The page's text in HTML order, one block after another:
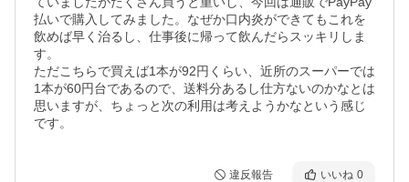
払いで購入してみました。なぜか口内炎ができてもこれを
飲めば早く治るし、仕事後に帰って飲んだらスッキリしま
す。
ただこちらで買えば1本が92円くらい、近所のスーパーでは
1本が60円台であるので、送料分あるし仕方ないのかなとは
思いますが、ちょっと次の利用は考えようかなという感じ
です。
違反報告 いいね 0